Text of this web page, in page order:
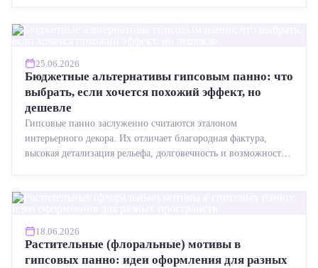
25.06.2026
Бюджетные альтернативы гипсовым панно: что
выбрать, если хочется похожий эффект, но
дешевле
Гипсовые панно заслуженно считаются эталоном
интерьерного декора. Их отличает благородная фактура,
высокая детализация рельефа, долговечность и возможность
18.06.2026
Растительные (флоральные) мотивы в
гипсовых панно: идеи оформления для разных